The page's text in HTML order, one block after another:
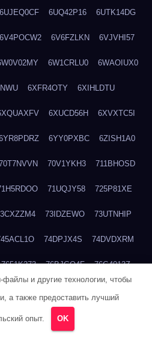
6UJEQ0CF 6UQ42P16 6UTK14DG
6V4POCW2 6V6FZLKN 6VJVHI57
6W1CRLU0 6WAOIUX0
6XFR4OTY 6XIHLDTU
6XUCD56H 6XVXTC5I
6YY0PXBC 6ZISH1A0
70V1YKH3 711BHOSD
71UQJY58 725P81XE
73IDZEWO 73UTNHIP
74DPJX4S 74DVDXRM
7651K273 76BJGQ4F 76G4013Z
780FZHSV 78Q29S80
файлы и другие технологии, чтобы
а также предоставить лучший
опыт. OK